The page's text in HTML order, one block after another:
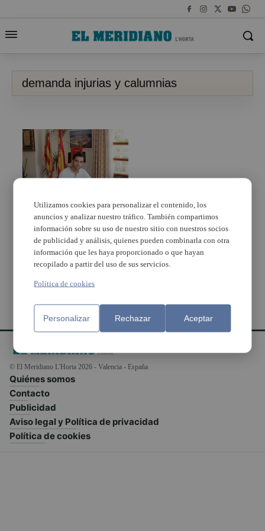
demanda injurias y calumnias
Agustí denuncia a
Sagredo por unas
declaraciones hechas
en campaña electoral
© El Meridiano L'Horta 2026 - Valencia - España
Quiénes somos
Contacto
Publicidad
Aviso legal y Política de privacidad
Política de cookies
Utilizamos cookies para personalizar el contenido, los
anuncios y analizar nuestro tráfico. También compartimos
información sobre su uso de nuestro sitio con nuestros socios
de publicidad y análisis, quienes pueden combinarla con otra
información que les haya proporcionado o que hayan
recopilado a partir del uso de sus servicios.
Política de cookies
Personalizar Rechazar Aceptar